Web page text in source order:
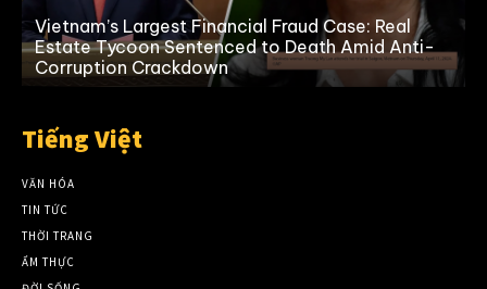
Vietnam’s Largest Financial Fraud Case: Real
Estate Tycoon Sentenced to Death Amid Anti-
Corruption Crackdown
Tiếng Việt
VĂN HÓA
TIN TỨC
THỜI TRANG
ẨM THỰC